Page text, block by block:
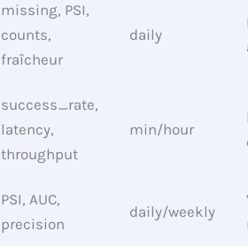
missing, PSI,
counts,
fraîcheur
daily
success_rate,
latency,
throughput
min/hour
PSI, AUC,
precision
daily/weekly